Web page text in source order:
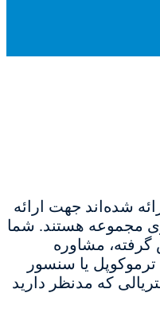
شده‌اند جهت ارائه
مجموعه هستند. شما
گرفته، مشاوره
یا سنسور
که مدنظر دارید